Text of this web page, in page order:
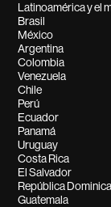
Latinoamérica y el
Brasil
México
Argentina
Colombia
Venezuela
Chile
Perú
Ecuador
Panamá
Uruguay
Costa Rica
El Salvador
República
Guatemala